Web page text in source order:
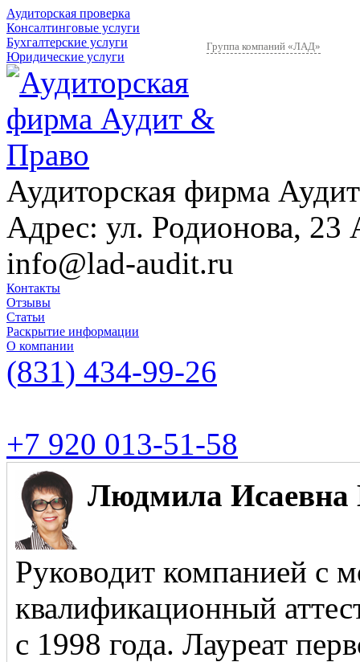
Аудиторская проверка
Консалтинговые услуги
Бухгалтерские услуги
Юридические услуги
Группа компаний «ЛАД»
Аудиторская фирма
Адрес: ул. Родионова, 23
info@lad-audit.ru
Контакты
Отзывы
Статьи
Раскрытие информации
О компании
(831) 434-99-26
+7 920 013-51-58
Людмила Исаевна
Руководит компанией с
квалификационный
с 1998 года. Лауреат